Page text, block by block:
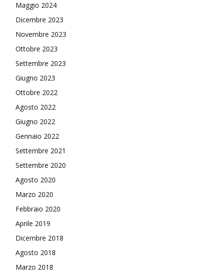
Maggio 2024
Dicembre 2023
Novembre 2023
Ottobre 2023
Settembre 2023
Giugno 2023
Ottobre 2022
Agosto 2022
Giugno 2022
Gennaio 2022
Settembre 2021
Settembre 2020
Agosto 2020
Marzo 2020
Febbraio 2020
Aprile 2019
Dicembre 2018
Agosto 2018
Marzo 2018